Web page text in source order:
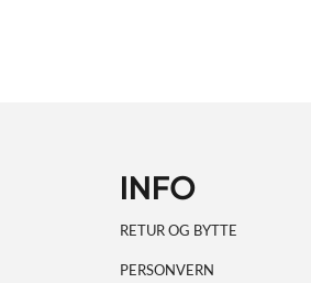
INFO
RETUR OG BYTTE
PERSONVERN